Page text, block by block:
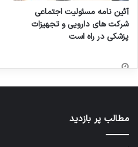
آئین نامه مسئولیت اجتماعی
شرکت های دارویی و تجهیزات
پزشکی در راه است
مطالب پر بازدید